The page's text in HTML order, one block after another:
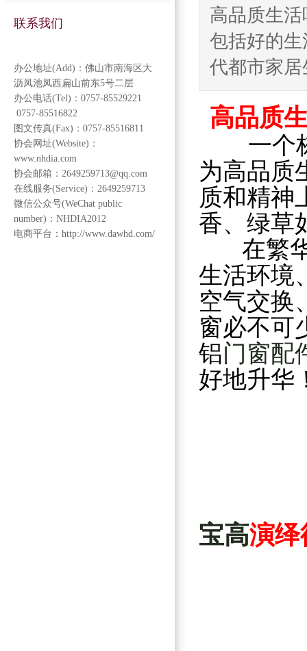
联系我们
办公地址(Add)：佛山市南海区大
沥凤池凤西扁山前东5号二层
办公电话(Tel)：0757-85529221
0757-85516822
图文传真(Fax)：0757-85516811
协会网址(Website)：
www.nhdia.com
协会邮箱：2649259713@qq.com
在线服务(Service)：2649259713
微信公众号(WeChat public
number)：NHDIA2012
电商平台：http://www.dawhd.com/
高品质生
包括好的
代都市家
高品质
一个栋
为高品质
质和精神
香、绿草
在繁华
生活环境
空气交换
窗必不可
铝门窗配
好地升华
宝高演绎